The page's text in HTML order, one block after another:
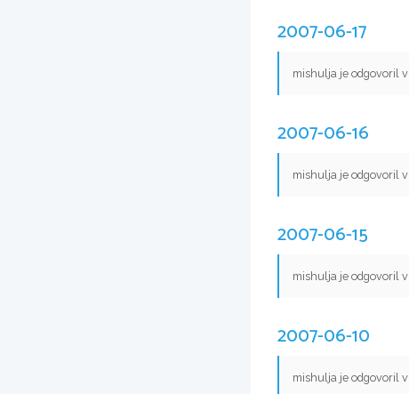
2007-06-17
mishulja je odgovoril v
2007-06-16
mishulja je odgovoril v
2007-06-15
mishulja je odgovoril v
2007-06-10
mishulja je odgovoril v